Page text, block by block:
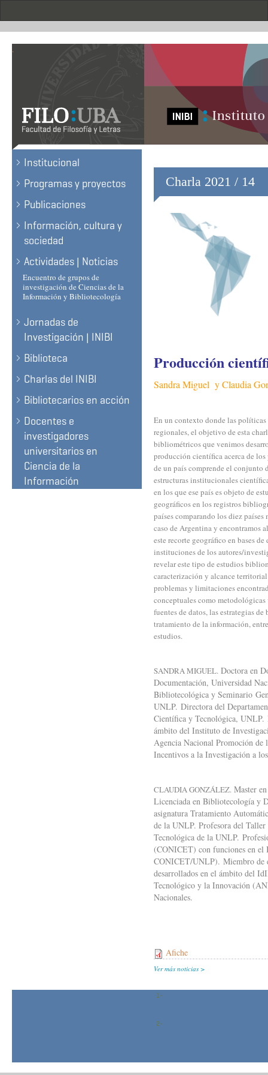
.
Institucional
Programas y proyectos
Publicaciones
Información, cultura y
sociedad
Actividades | Noticias
Encuentro de grupos de
investigación de Ciencias de la
Información y Bibliotecología
Jornadas de
Investigación | INIBI
Biblioteca
Charlas del INIBI
Bibliotecarios en acción
Docentes e
investigadores
universitarios en
Ciencia de la
Información
Charla 2021 / 14
Producción
Sandra Miguel y Claudia
En un contexto donde las
regionales, el objetivo de esta
bibliométricos que venimos
producción científica acerca de
de un país comprende el conjunto
estructuras institucionales
en los que ese país es objeto de
geográficos en los registros
países comparando los diez
caso de Argentina y encontramos
este recorte geográfico en bases
instituciones de los autores/
revelar este tipo de estudios
caracterización y alcance
problemas y limitaciones
conceptuales como
fuentes de datos, las estrategias
tratamiento de la información,
estudios.
SANDRA MIGUEL. Doctora en
Documentación, Universidad
Bibliotecológica y Seminario
UNLP. Directora del
Científica y Tecnológica, UNLP.
ámbito del Instituto de
Agencia Nacional Promoción
Incentivos a la Investigación a
CLAUDIA GONZÁLEZ. Master
Licenciada en Bibliotecología y
asignatura Tratamiento
de la UNLP. Profesora del
Tecnológica de la UNLP.
(CONICET) con funciones en el
CONICET/UNLP). Miembro de
desarrollados en el ámbito del
Tecnológico y la Innovación
Nacionales.
Afiche
Ver más noticias